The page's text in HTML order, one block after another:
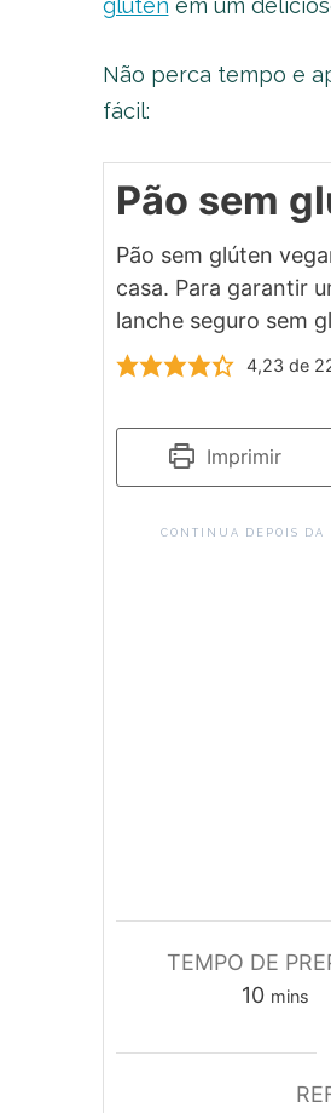
glúten em um
Não perca tempo e
fácil:
Pão sem
Pão sem glúten
casa. Para garantir
lanche seguro sem
4,23 de
Imprimir
CONTINUA DEPOIS
TEMPO DE
10minutes
mins